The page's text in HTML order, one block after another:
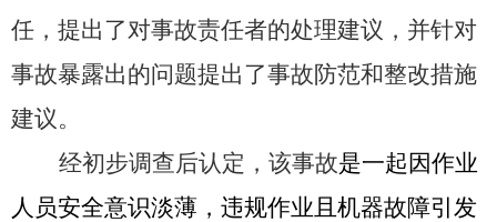
任，提出了对事故责任者的处理建议，并针对
事故暴露出的问题提出了事故防范和整改措施
建议。
经初步调查后认定，该事故是一起 因作业
人员安全意识淡薄， 违规作业且机器故障引发